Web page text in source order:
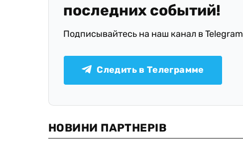
последних событий!
Подписывайтесь на наш канал в Telegram
Следить в Телеграмме